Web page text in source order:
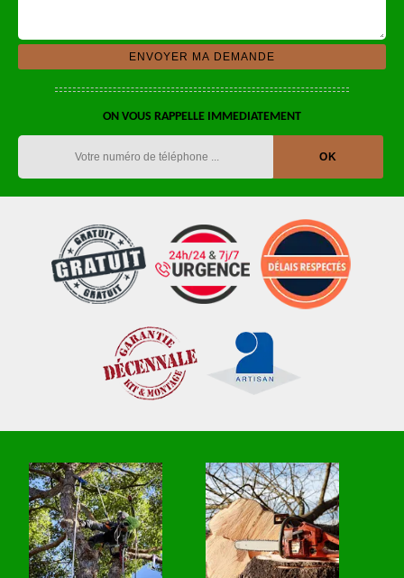
ON VOUS RAPPELLE IMMEDIATEMENT